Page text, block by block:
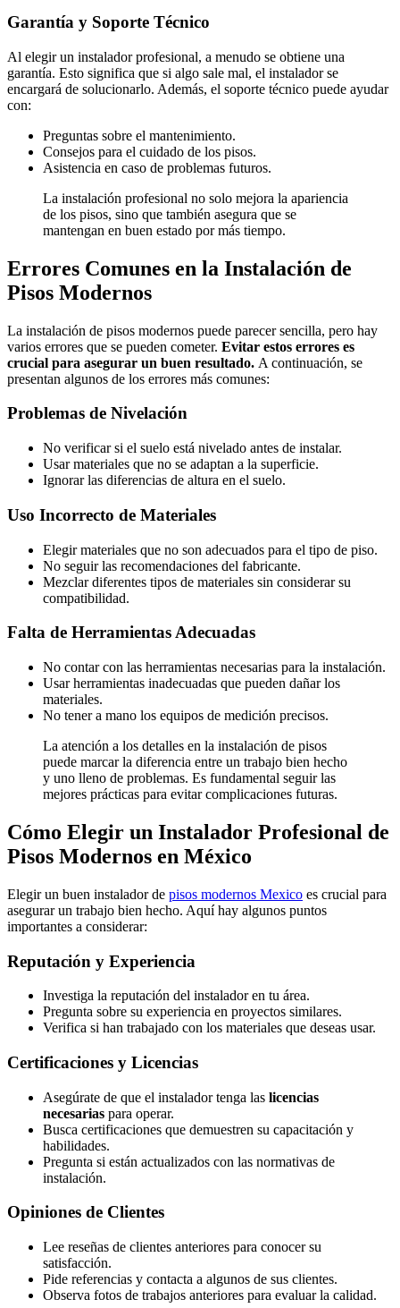
Garantía y Soporte Técnico
Al elegir un instalador profesional, a menudo se obtiene una
garantía. Esto significa que si algo sale mal, el instalador se
encargará de solucionarlo. Además, el soporte técnico puede ayudar
con:
Preguntas sobre el mantenimiento.
Consejos para el cuidado de los pisos.
Asistencia en caso de problemas futuros.
La instalación profesional no solo mejora la apariencia
de los pisos, sino que también asegura que se
mantengan en buen estado por más tiempo.
Errores Comunes en la Instalación de
Pisos Modernos
La instalación de pisos modernos puede parecer sencilla, pero hay
varios errores que se pueden cometer. Evitar estos errores es
crucial para asegurar un buen resultado. A continuación, se
presentan algunos de los errores más comunes:
Problemas de Nivelación
No verificar si el suelo está nivelado antes de instalar.
Usar materiales que no se adaptan a la superficie.
Ignorar las diferencias de altura en el suelo.
Uso Incorrecto de Materiales
Elegir materiales que no son adecuados para el tipo de piso.
No seguir las recomendaciones del fabricante.
Mezclar diferentes tipos de materiales sin considerar su
compatibilidad.
Falta de Herramientas Adecuadas
No contar con las herramientas necesarias para la instalación.
Usar herramientas inadecuadas que pueden dañar los
materiales.
No tener a mano los equipos de medición precisos.
La atención a los detalles en la instalación de pisos
puede marcar la diferencia entre un trabajo bien hecho
y uno lleno de problemas. Es fundamental seguir las
mejores prácticas para evitar complicaciones futuras.
Cómo Elegir un Instalador Profesional de
Pisos Modernos en México
Elegir un buen instalador de pisos modernos Mexico es crucial para
asegurar un trabajo bien hecho. Aquí hay algunos puntos
importantes a considerar:
Reputación y Experiencia
Investiga la reputación del instalador en tu área.
Pregunta sobre su experiencia en proyectos similares.
Verifica si han trabajado con los materiales que deseas usar.
Certificaciones y Licencias
Asegúrate de que el instalador tenga las licencias
necesarias para operar.
Busca certificaciones que demuestren su capacitación y
habilidades.
Pregunta si están actualizados con las normativas de
instalación.
Opiniones de Clientes
Lee reseñas de clientes anteriores para conocer su
satisfacción.
Pide referencias y contacta a algunos de sus clientes.
Observa fotos de trabajos anteriores para evaluar la calidad.